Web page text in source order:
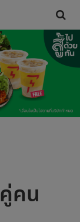
คน